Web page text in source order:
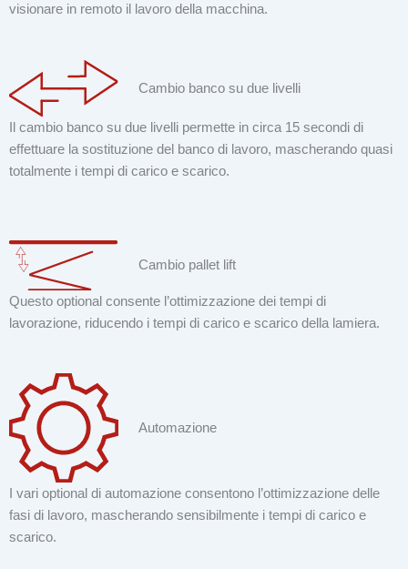
visionare in remoto il lavoro della macchina.
Cambio banco su due livelli
Il cambio banco su due livelli permette in circa 15 secondi di
effettuare la sostituzione del banco di lavoro, mascherando quasi
totalmente i tempi di carico e scarico.
Cambio pallet lift
Questo optional consente l’ottimizzazione dei tempi di
lavorazione, riducendo i tempi di carico e scarico della lamiera.
Automazione
I vari optional di automazione consentono l’ottimizzazione delle
fasi di lavoro, mascherando sensibilmente i tempi di carico e
scarico.